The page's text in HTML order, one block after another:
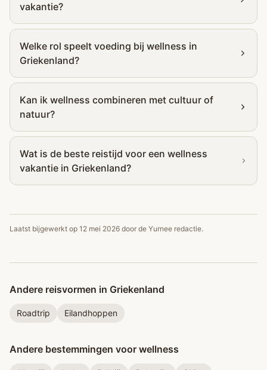
vakantie?
Welke rol speelt voeding bij wellness in
Griekenland?
Kan ik wellness combineren met cultuur of
natuur?
Wat is de beste reistijd voor een wellness
vakantie in Griekenland?
Laatst bijgewerkt op 12 mei 2026 door de Yurnee redactie.
Andere reisvormen in Griekenland
Roadtrip Eilandhoppen
Andere bestemmingen voor wellness